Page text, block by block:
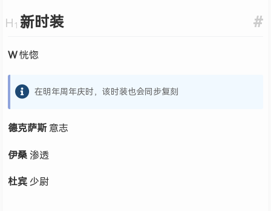
#
新时装
W恍惚
在明年周年庆时，该时装也会同步复刻
德克萨斯 意志
伊桑 渗透
杜宾 少尉